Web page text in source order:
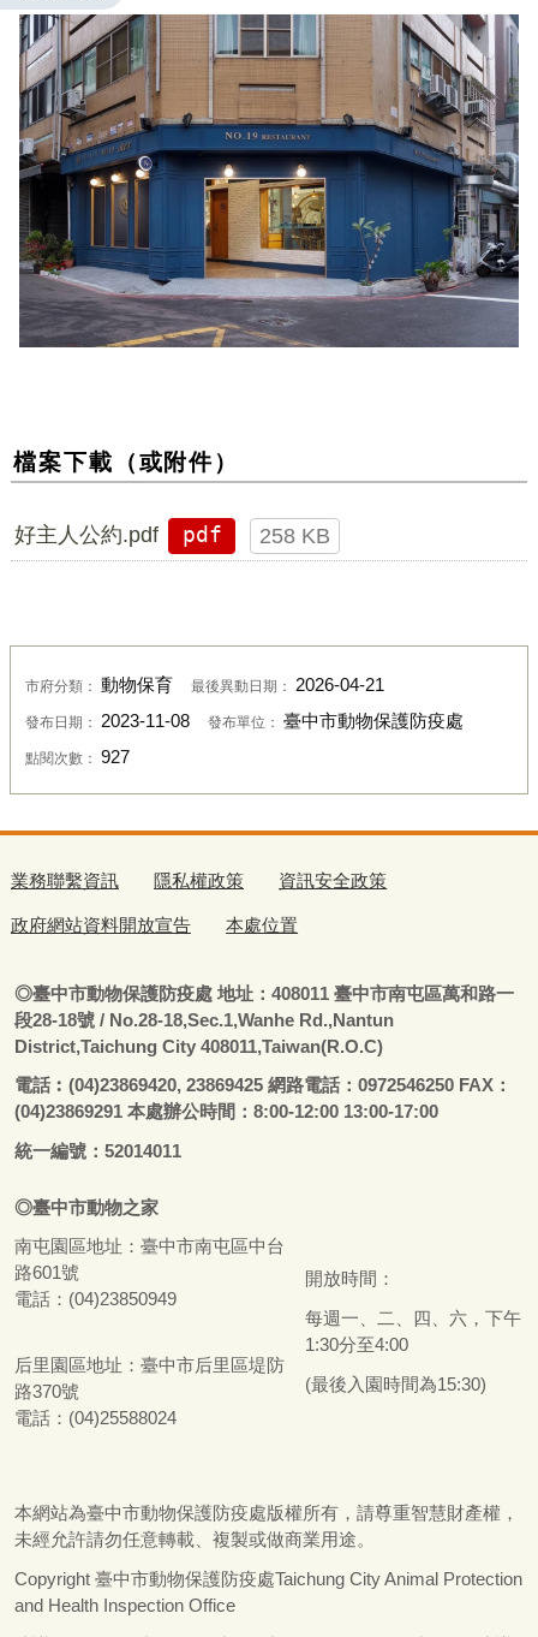
檔案下載（或附件）
好主人公約.pdf pdf 258 KB
市府分類： 動物保育 最後異動日期： 2026-04-21
發布日期： 2023-11-08 發布單位： 臺中市動物保護防疫處
點閱次數： 927
業務聯繫資訊 隱私權政策 資訊安全政策
政府網站資料開放宣告 本處位置
◎臺中市動物保護防疫處地址：408011 臺中市南屯區萬和路一
段28-18號 / No.28-18,Sec.1,Wanhe Rd.,Nantun
District,Taichung City 408011,Taiwan(R.O.C)
電話︰ (04)23869420, 23869425 網路電話：0972546250 FAX：
(04)23869291 本處辦公時間：8:00-12:00 13:00-17:00
統一編號：52014011
◎臺中市動物之家
南屯園區地址： 臺中市南屯區中台
路601號
電話：(04)23850949
后里園區地址： 臺中市后里區堤防
路370號
電話：(04)25588024
開放時間：
每週一、二、四、六，下午
1:30分至4:00
(最後入園時間為15:30)
本網站為臺中市動物保護防疫處版權所有，請尊重智慧財產權，
未經允許請勿任意轉載、複製或做商業用途。
Copyright 臺中市動物保護防疫處Taichung City Animal Protection
and Health Inspection Office